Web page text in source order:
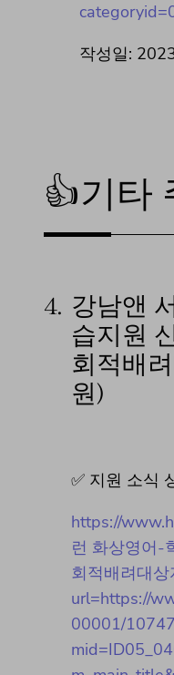
작성일:
👍기타
4. 강남앤
습지원
회적배
원)
✅ 지원 소식
https://
런 화상영어-
회적배려대
url=https://
00001/